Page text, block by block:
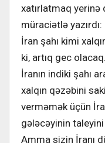
xatırlatmaq yerinə
müraciətlə
İran şahı kimi
ki, artıq gec
İranın indiki şahı
xalqın qəzəbini
verməmək üçün
gələcəyinin taleyini
Amma sizin İranı